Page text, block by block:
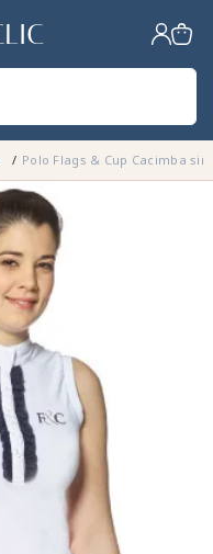
Polo Flags & Cup Cacimba